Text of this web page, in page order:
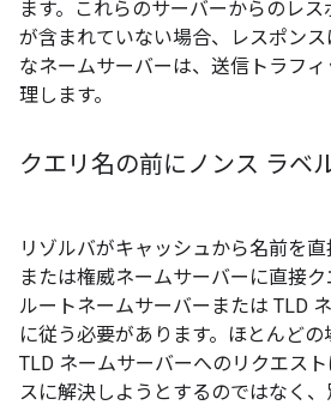
ます。これらのサーバーからのレ
が含まれていない場合、レスポン
なネームサーバーは、送信トラフ
理します。
クエリ名の前にノンス ラベ
リゾルバがキャッシュから名前を直
または権威ネームサーバーに直接ク
ルートネームサーバーまたは TLD
に従う必要があります。ほとんど
TLD ネームサーバーへのリクエス
スに解決しようとするのではなく